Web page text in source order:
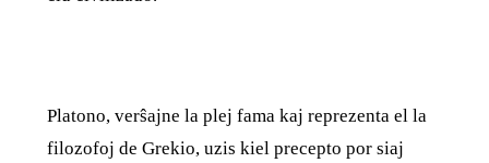
Platono, verŝajne la plej fama kaj reprezenta el la
filozofoj de Grekio, uzis kiel precepto por siaj